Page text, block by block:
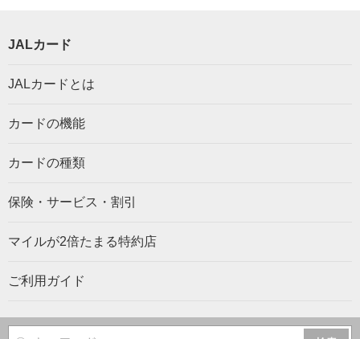
JALカード
JALカードとは
カードの機能
カードの種類
保険・サービス・割引
マイルが2倍たまる特約店
ご利用ガイド